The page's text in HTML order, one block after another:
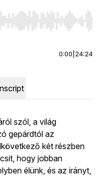
seek, Home/End to jump
0:00 24:24
szól, a világ
gepárdtól az
két részben
hogy jobban
élünk, és az irányt,